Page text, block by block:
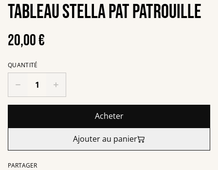
Tableau Stella Pat Patrouille
20,00 €
QUANTITÉ
Acheter
Ajouter au panier
PARTAGER